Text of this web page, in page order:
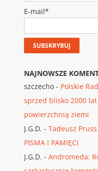
E-mail*
NAJNOWSZE
szczecho- Polskie
sprzed blisko 2000
powierzchnią ziemi
J.G.D. - Tadeusz
PISMA I PAMIĘCI
J.G.D. - Andromeda: